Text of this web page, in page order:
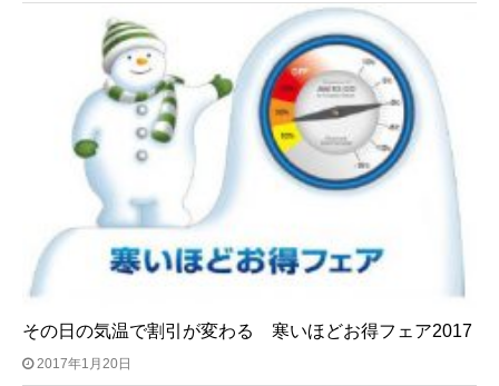
その日の気温で割引が変わる 寒いほどお得フェア2017
2017年1月20日